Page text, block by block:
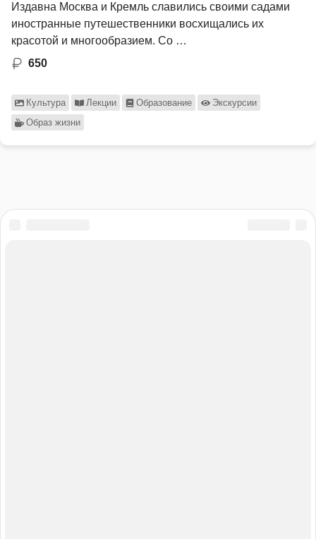
Издавна Москва и Кремль славились своими садами
иностранные путешественники восхищались их
красотой и многообразием. Со …
650
Культура Лекции Образование
Экскурсии
Образ жизни